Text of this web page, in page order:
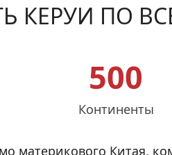
КЕРУИ ПО
500
Континенты
материкового Китая,